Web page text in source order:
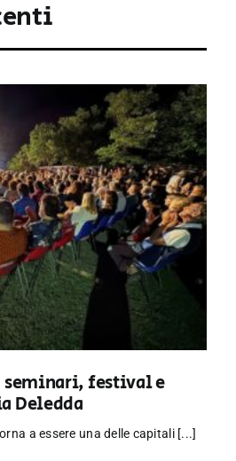
seminari, festival e
Deledda
a essere una delle capitali [...]